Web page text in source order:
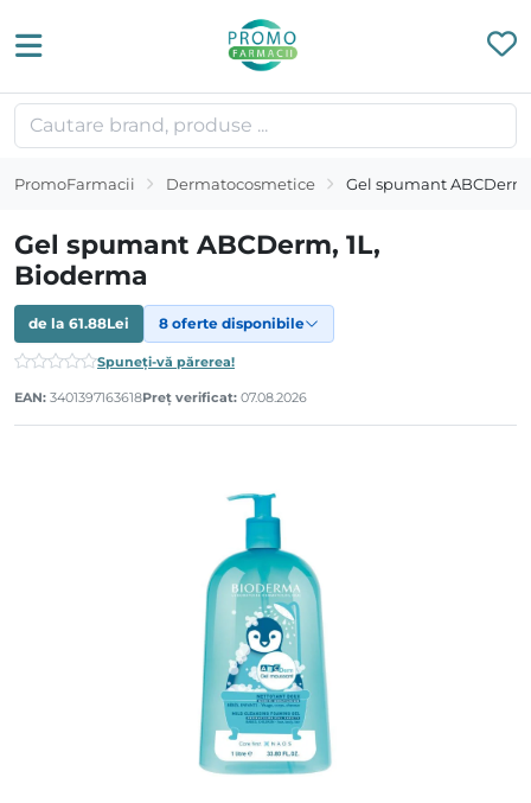
PromoFarmacii Dermatocosmetice Gel spumant
Gel spumant ABCDerm, 1L,
Bioderma
de la 61.88Lei 8 oferte disponibile
Spuneți-vă părerea!
EAN: 3401397163618Preț verificat: 07.08.2026